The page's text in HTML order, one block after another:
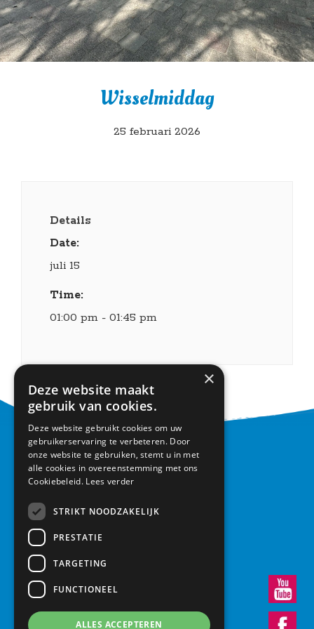
Wisselmiddag
25 februari 2026
Details
Date:
juli 15
Time:
01:00 pm - 01:45 pm
CONTACT
Basisschool Vroonestein
3438 RA Nieuwegein
×
Deze website maakt
gebruik van cookies.
Deze website gebruikt cookies om uw
gebruikerservaring te verbeteren. Door
onze website te gebruiken, stemt u in met
alle cookies in overeenstemming met ons
Cookiebeleid. Lees verder
STRIKT NOODZAKELIJK
PRESTATIE
TARGETING
FUNCTIONEEL
ALLES ACCEPTEREN